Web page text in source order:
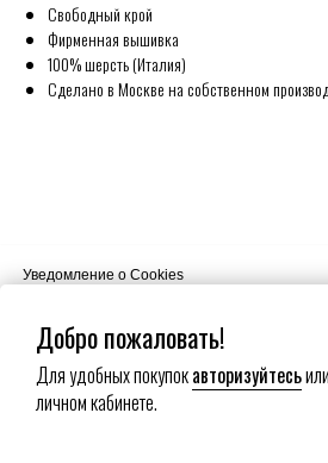
Добро пожаловать!
Для удобных покупокавторизуйтесьили
личном кабинете.
Уведомление о Cookies
вы соглашаетесь на использование нами
Хорошо
Свободный крой
Фирменная вышивка
100% шерсть (Италия)
Сделано в Москве на собственном